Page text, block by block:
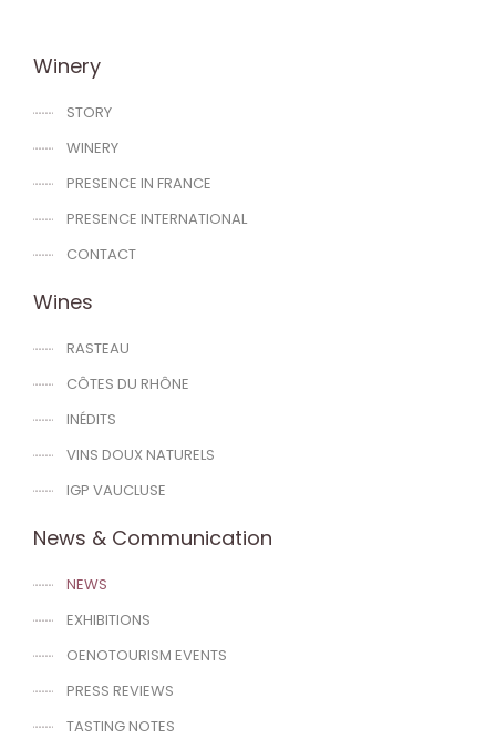
Winery
STORY
WINERY
PRESENCE IN FRANCE
PRESENCE INTERNATIONAL
CONTACT
Wines
RASTEAU
CÔTES DU RHÔNE
INÉDITS
VINS DOUX NATURELS
IGP VAUCLUSE
News & Communication
NEWS
EXHIBITIONS
OENOTOURISM EVENTS
PRESS REVIEWS
TASTING NOTES